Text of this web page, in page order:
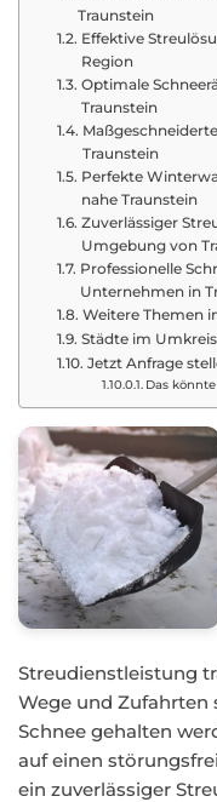
Traunstein
Effektive
Region
Optimale
Traunstein
Traunstein
Perfekte
nahe Traunstein
Zuverlässiger
Umgebung von
Professionelle
Unternehmen in
Weitere Themen
Städte im
Jetzt Anfrage
Das
Streudienstleistung
Wege und Zufahrten
Schnee gehalten
auf einen
ein zuverlässiger